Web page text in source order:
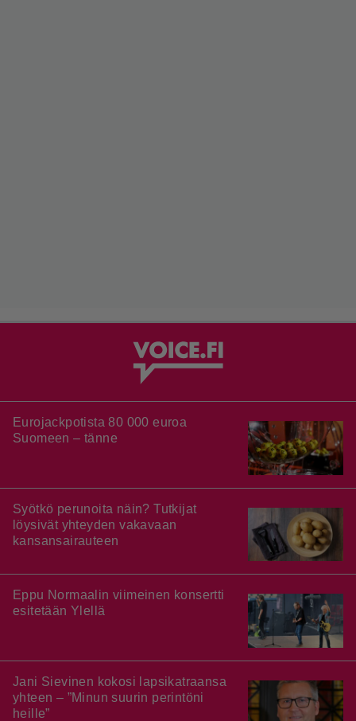
Eurojackpotista 80 000 euroa
Suomeen – tänne
Syötkö perunoita näin? Tutkijat
löysivät yhteyden vakavaan
kansansairauteen
Eppu Normaalin viimeinen konsertti
esitetään Ylellä
Jani Sievinen kokosi lapsikatraansa
yhteen – ”Minun suurin perintöni
heille”